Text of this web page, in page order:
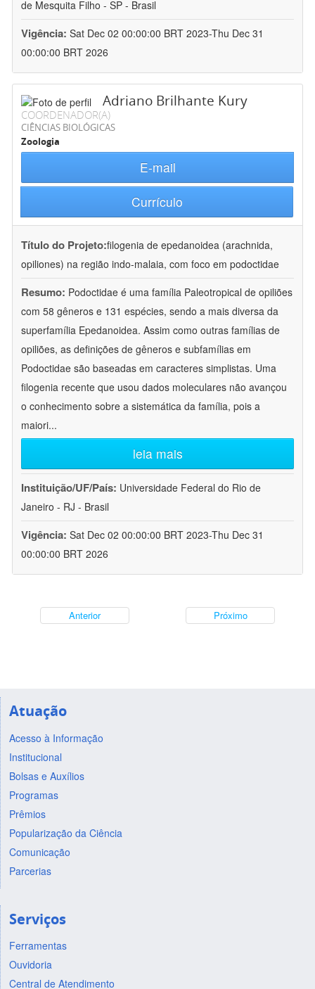
de Mesquita Filho - SP - Brasil
Vigência: Sat Dec 02 00:00:00 BRT 2023-Thu Dec 31
00:00:00 BRT 2026
Adriano Brilhante Kury
COORDENADOR(A)
CIÊNCIAS BIOLÓGICAS
Zoologia
E-mail
Currículo
Título do Projeto:filogenia de epedanoidea (arachnida,
opiliones) na região indo-malaia, com foco em podoctidae
Resumo: Podoctidae é uma família Paleotropical de opiliões
com 58 gêneros e 131 espécies, sendo a mais diversa da
superfamília Epedanoidea. Assim como outras famílias de
opiliões, as definições de gêneros e subfamílias em
Podoctidae são baseadas em caracteres simplistas. Uma
filogenia recente que usou dados moleculares não avançou
o conhecimento sobre a sistemática da família, pois a
maiori...
leia mais
Instituição/UF/País: Universidade Federal do Rio de
Janeiro - RJ - Brasil
Vigência: Sat Dec 02 00:00:00 BRT 2023-Thu Dec 31
00:00:00 BRT 2026
Anterior Próximo
Atuação
Acesso à Informação
Institucional
Bolsas e Auxílios
Programas
Prêmios
Popularização da Ciência
Comunicação
Parcerias
Serviços
Ferramentas
Ouvidoria
Central de Atendimento